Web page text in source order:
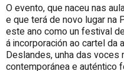
O evento, que naceu nas
e que terá de novo lugar na
este ano como un festival
á incorporación ao cartel da
Deslandes, unha das
contemporánea e auténtico